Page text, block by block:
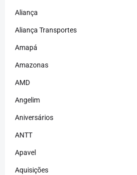
Aliança
Aliança Transportes
Amapá
Amazonas
AMD
Angelim
Aniversários
ANTT
Apavel
Aquisições